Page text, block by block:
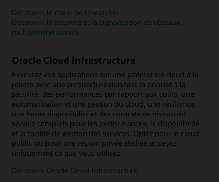
Découvrir le cœur de réseau 5G
Découvrir la sécurité et la signalisation de réseaux
multigénérationnels
Oracle Cloud Infrastructure
Exécutez vos applications sur une plateforme cloud à la
pointe avec une architecture donnant la priorité à la
sécurité, des performances par rapport aux coûts, une
automatisation et une gestion du cloud, une résilience,
une haute disponibilité et des contrats de niveau de
service complets pour les performances, la disponibilité
et la facilité de gestion des services. Optez pour le cloud
public ou pour une région privée dédiée et payez
uniquement ce que vous utilisez.
Découvrir Oracle Cloud Infrastructure